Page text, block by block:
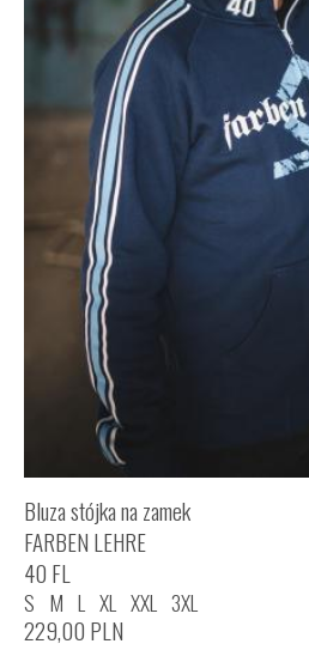
Bluza stójka na zamek
FARBEN LEHRE
40 FL
S M L XL XXL 3XL
229,00 PLN